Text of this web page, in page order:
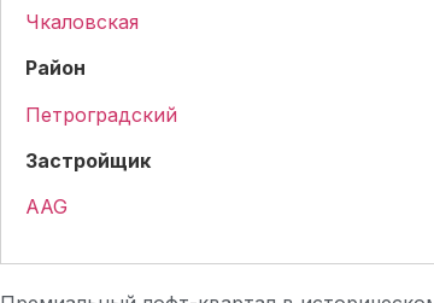
Чкаловская
Район
Петроградский
Застройщик
AAG